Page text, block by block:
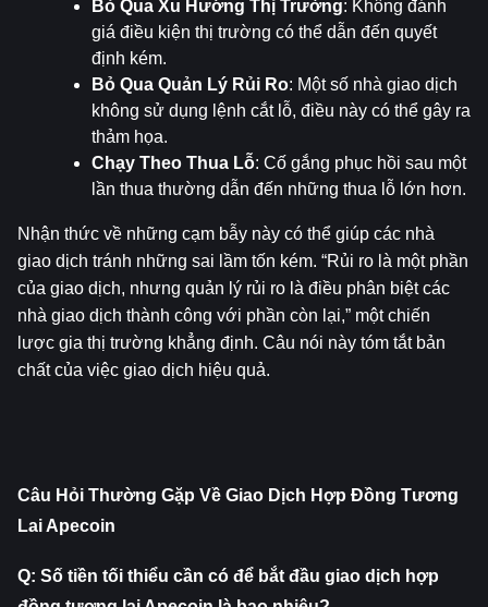
Bỏ Qua Xu Hướng Thị Trường: Không đánh
giá điều kiện thị trường có thể dẫn đến quyết
định kém.
Bỏ Qua Quản Lý Rủi Ro: Một số nhà giao dịch
không sử dụng lệnh cắt lỗ, điều này có thể gây ra
thảm họa.
Chạy Theo Thua Lỗ: Cố gắng phục hồi sau một
lần thua thường dẫn đến những thua lỗ lớn hơn.
Nhận thức về những cạm bẫy này có thể giúp các nhà
giao dịch tránh những sai lầm tốn kém. “Rủi ro là một phần
của giao dịch, nhưng quản lý rủi ro là điều phân biệt các
nhà giao dịch thành công với phần còn lại,” một chiến
lược gia thị trường khẳng định. Câu nói này tóm tắt bản
chất của việc giao dịch hiệu quả.
Câu Hỏi Thường Gặp Về Giao Dịch Hợp Đồng Tương
Lai Apecoin
Q: Số tiền tối thiểu cần có để bắt đầu giao dịch hợp